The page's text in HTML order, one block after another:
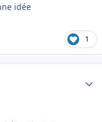
idée
1